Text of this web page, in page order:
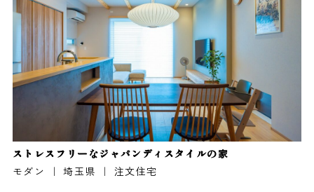
ストレスフリーなジャパンディスタイルの家
モダン ｜ 埼玉県 ｜ 注文住宅